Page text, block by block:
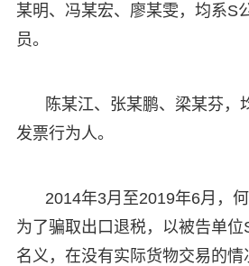
某明、冯某宏、廖某雯，均系S
员。
陈某江、张某鹏、梁某芬，
发票行为人。
2014年3月至2019年6月，
为了骗取出口退税，以被告单
名义，在没有实际货物交易的